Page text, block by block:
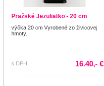
Pražské Jezuliatko - 20 cm
výčka 20 cm Vyrobené zo živicovej
hmoty.
s DPH 16.40,- €